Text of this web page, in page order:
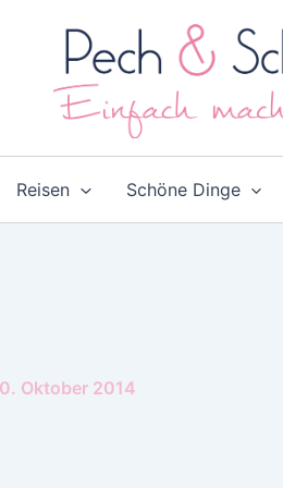
Reisen Schöne Dinge
Oktober 2014